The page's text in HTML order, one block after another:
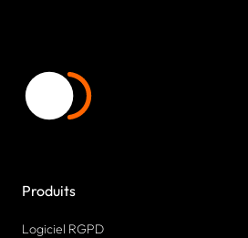
Produits
Logiciel RGPD